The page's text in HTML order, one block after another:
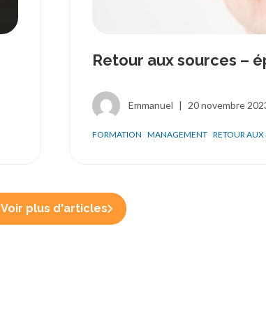
Retour aux sources –
Emmanuel | 20 novembre
FORMATION MANAGEMENT RETOUR AUX
Voir plus d'articles